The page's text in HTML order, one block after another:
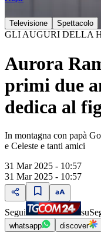
Televisione Spettacolo
GLI AUGURI DELLA
Aurora
primi due
dedica al
In montagna con papà
e Celeste e tanti amici
31 Mar 2025 - 10:57
31 Mar 2025 - 10:57
Segui su
whatsapp discover